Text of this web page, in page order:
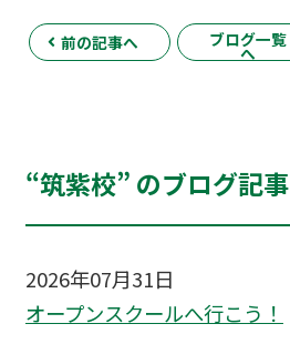
前の記事へ ブログ一覧
へ
“筑紫校” のブログ記事
2026年07月31日
オープンスクールへ行こう！